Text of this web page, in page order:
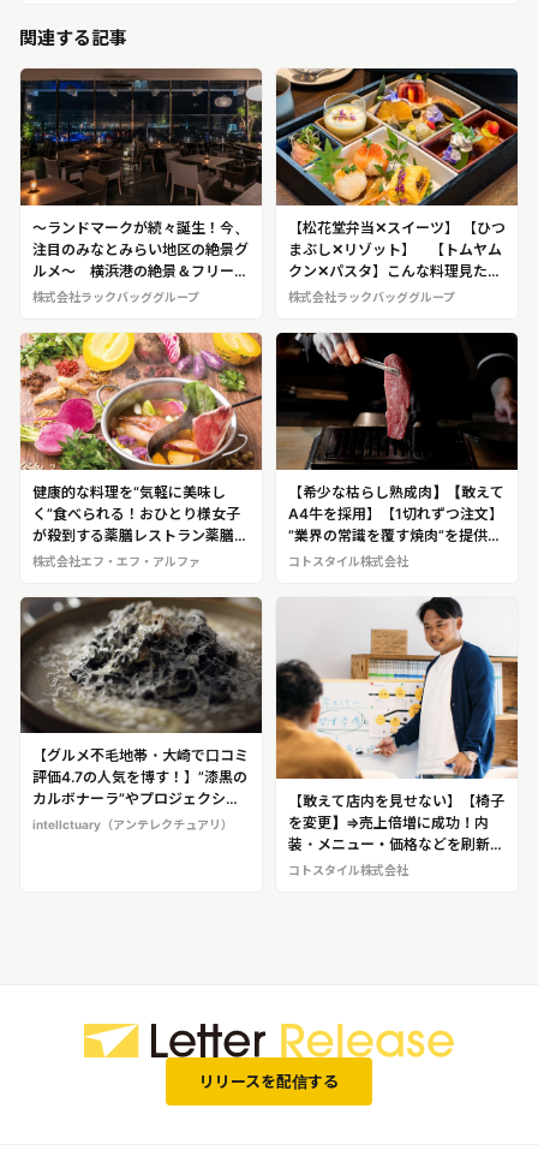
関連する記事
～ランドマークが続々誕生！今、
注目のみなとみらい地区の絶景グ
ルメ～ 横浜港の絶景＆フリース
タイル和食を楽しめる人気レスト
（2024年7月オープン）
株式会社ラックバッググループ
【松花堂弁当✕スイーツ】 【ひつ
まぶし✕リゾット】 【トムヤム
クン✕パスタ】こんな料理見たこ
とない！数々の”ハイブリッドグ
バッググループ※店でのロケ取
材、加藤氏へのインタビューが可
株式会社ラックバッググループ
健康的な料理を“気軽に美味し
く”食べられる！おひとり様女子
が殺到する薬膳レストラン薬膳料
理のイメージを変えた「薬膳レス
株式会社エフ・エフ・アルファ
【希少な枯らし熟成肉】【敢えて
A4牛を採用】【1切れずつ注文】
”業界の常識を覆す焼肉”を提供す
る京都唯一の枯らし熟成焼肉店
コトスタイル株式会社
【グルメ不毛地帯・大崎で口コミ
評価4.7の人気を博す！】”漆黒の
カルボナーラ”やプロジェクショ
ンマッピングを楽しめる！味覚と
intellctuary（アンテレクチュアリ）
【敢えて店内を見せない】【椅子
を変更】⇒売上倍増に成功！内
装・メニュー・価格などを刷新
し、売上をV字回復！立て直しの
コトスタイル株式会社
リリースを配信する